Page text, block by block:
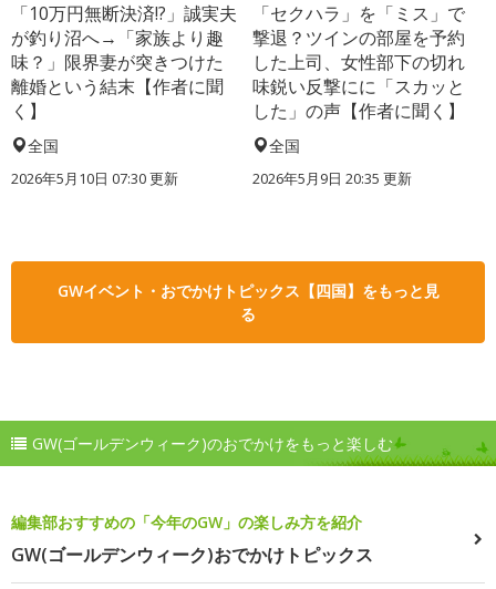
「10万円無断決済!?」誠実夫
が釣り沼へ→「家族より趣
味？」限界妻が突きつけた
離婚という結末【作者に聞
く】
全国
2026年5月10日 07:30 更新
「セクハラ」を「ミス」で
撃退？ツインの部屋を予約
した上司、女性部下の切れ
味鋭い反撃にに「スカッと
した」の声【作者に聞く】
全国
2026年5月9日 20:35 更新
GWイベント・おでかけトピックス【四国】をもっと見
る
GW(ゴールデンウィーク)のおでかけをもっと楽しむ
編集部おすすめの「今年のGW」の楽しみ方を紹介
GW(ゴールデンウィーク)おでかけトピックス